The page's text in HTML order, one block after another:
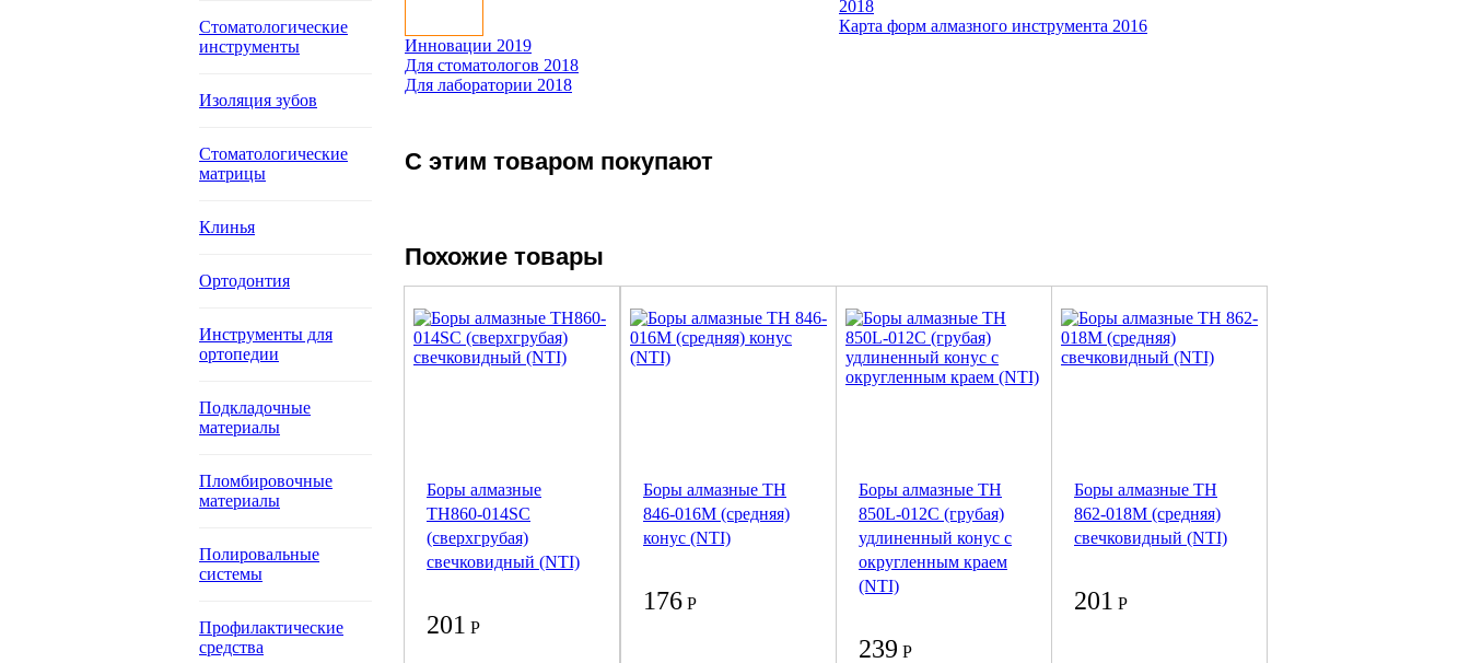
Стоматологические
инструменты
Изоляция зубов
Стоматологические
матрицы
Клинья
Ортодонтия
Инструменты для
ортопедии
Подкладочные
материалы
Пломбировочные
материалы
Полировальные
системы
Профилактические
средства
2018
Карта форм алмазного инструмента 2016
Инновации 2019
Для стоматологов 2018
Для лаборатории 2018
С этим товаром покупают
Похожие товары
Боры алмазные
ТН860-014SС
(сверхгрубая)
свечковидный (NTI)
201 Р
Боры алмазные ТН
846-016М (средняя)
конус (NTI)
176 Р
Боры алмазные ТН
850L-012C (грубая)
удлиненный конус с
округленным краем
(NTI)
239 Р
Боры алмазные ТН
862-018M (средняя)
свечковидный (NTI)
201 Р